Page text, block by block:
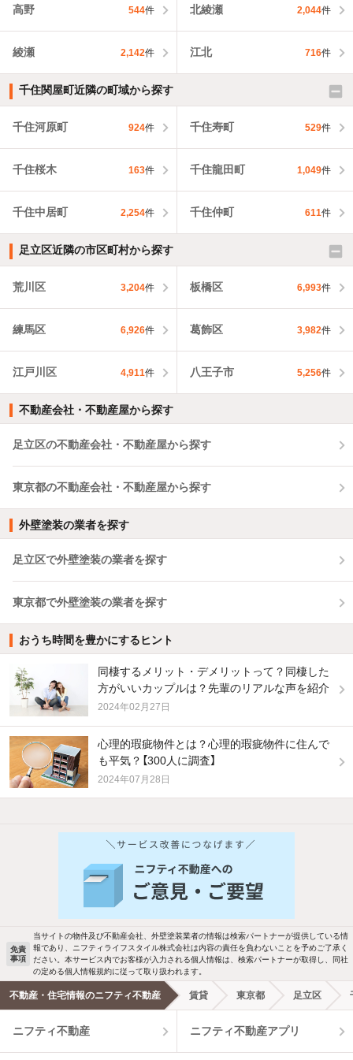
高野 544件 北綾瀬 2,044件
綾瀬 2,142件 江北 716件
千住関屋町近隣の町域から探す
千住河原町 924件 千住寿町 529件
千住桜木 163件 千住龍田町 1,049件
千住中居町 2,254件 千住仲町 611件
足立区近隣の市区町村から探す
荒川区 3,204件 板橋区 6,993件
練馬区 6,926件 葛飾区 3,982件
江戸川区 4,911件 八王子市 5,256件
不動産会社・不動産屋から探す
足立区の不動産会社・不動産屋から探す
東京都の不動産会社・不動産屋から探す
外壁塗装の業者を探す
足立区で外壁塗装の業者を探す
東京都で外壁塗装の業者を探す
おうち時間を豊かにするヒント
同棲するメリット・デメリットって？同棲した
方がいいカップルは？先輩のリアルな声を紹介
2024年02月27日
心理的瑕疵物件とは？心理的瑕疵物件に住んで
も平気？【300人に調査】
2024年07月28日
他の人はこんな条件で絞り込んでいます！
バス・トイレ別 2階以上
洗濯機置場あり 独立洗面台
エアコンあり 都市ガス
温水洗浄便座 オートロック
免責
事項
当サイトの物件及び不動産会社、外壁塗装業者の情報は検索パートナーが提供している情
報であり、ニフティライフスタイル株式会社は内容の責任を負わないことを予めご了承く
ださい。本サービス内でお客様が入力される個人情報は、検索パートナーが取得し、同社
の定める個人情報規約に従って取り扱われます。
不動産・住宅情報のニフティ不動産 賃貸 東京都 足立区
ニフティ不動産 ニフティ不動産アプリ